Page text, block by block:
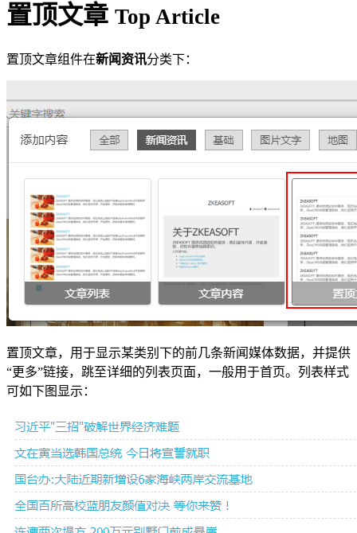
置顶文章 Top Article
置顶文章组件在新闻资讯分类下：
置顶文章，用于显示某类别下的前几条新闻媒体数据，并提供
“更多”链接，跳至详细的列表页面，一般用于首页。列表样式
可如下图显示：